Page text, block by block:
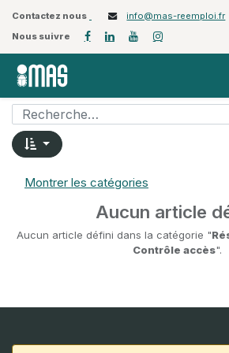
Contactez nous
info@mas-reemploi.fr
Nous suivre
Montrer les catégories
Aucun article
Aucun article défini dans la catégorie "
Contrôle accès".